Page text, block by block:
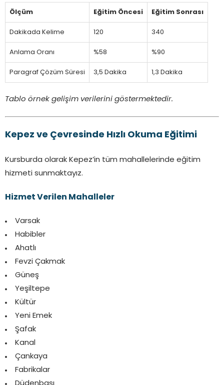
Ölçüm Eğitim Öncesi Eğitim Sonrası
Dakikada Kelime 120 340
Anlama Oranı %58 %90
Paragraf Çözüm Süresi 3,5 Dakika 1,3 Dakika
Tablo örnek gelişim verilerini göstermektedir.
Kepez ve Çevresinde Hızlı Okuma Eğitimi
Kursburda olarak Kepez’in tüm mahallelerinde eğitim
hizmeti sunmaktayız.
Hizmet Verilen Mahalleler
Varsak
Habibler
Ahatlı
Fevzi Çakmak
Güneş
Yeşiltepe
Kültür
Yeni Emek
Şafak
Kanal
Çankaya
Fabrikalar